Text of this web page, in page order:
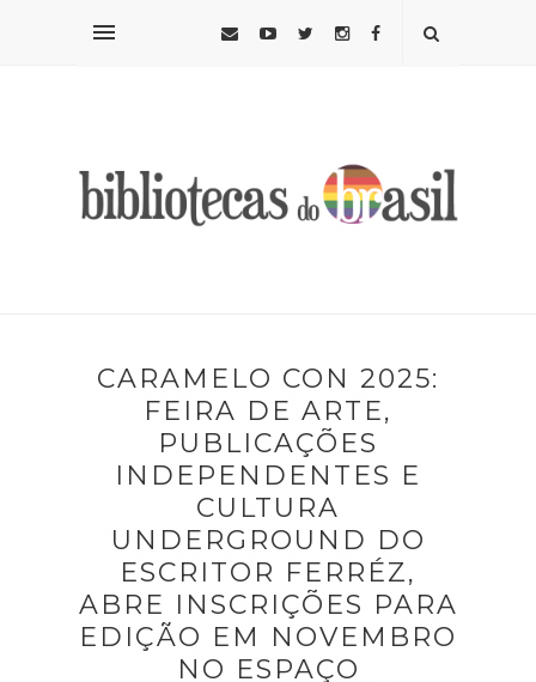
CARAMELO CON 2025:
FEIRA DE ARTE,
PUBLICAÇÕES
INDEPENDENTES E
CULTURA
UNDERGROUND DO
ESCRITOR FERRÉZ,
ABRE INSCRIÇÕES PARA
EDIÇÃO EM NOVEMBRO
NO ESPAÇO